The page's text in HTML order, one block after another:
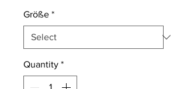
Größe *
Quantity *